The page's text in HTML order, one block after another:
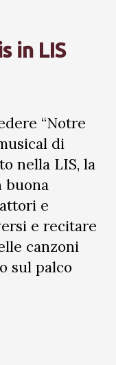
in LIS
“Notre
di
nella LIS, la
buona
e
e recitare
canzoni
sul palco